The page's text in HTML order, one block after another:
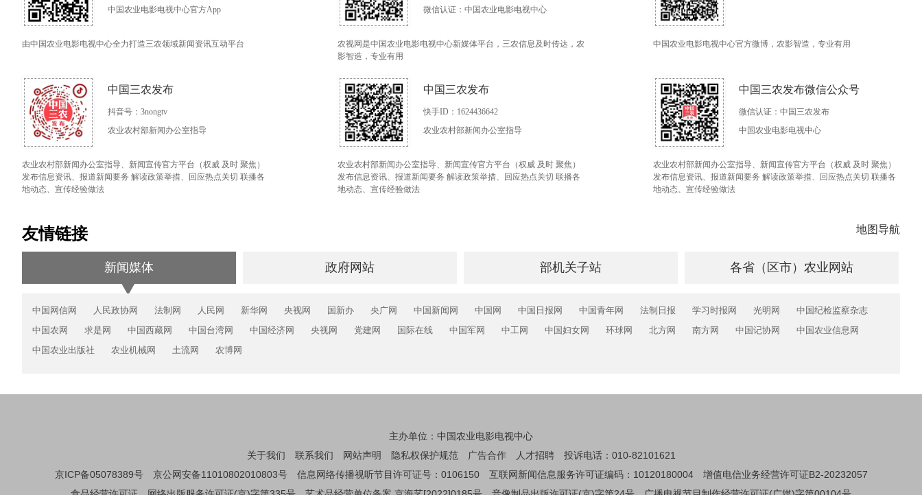
中国农业电影电视中心官方App
由中国农业电影电视中心全力打造三农领域新闻资讯互动平台
微信认证：中国农业电影电视中心
农视网是中国农业电影电视中心新媒体平台，三农信息及时传达，农
影智造，专业有用
中国农业电影电视中心官方微博，农影智造，专业有用
中国三农发布
抖音号：3nongtv
农业农村部新闻办公室指导
农业农村部新闻办公室指导、新闻宣传官方平台（权威 及时 聚焦）
发布信息资讯、报道新闻要务 解读政策举措、回应热点关切 联播各
地动态、宣传经验做法
中国三农发布
快手ID：1624436642
农业农村部新闻办公室指导
农业农村部新闻办公室指导、新闻宣传官方平台（权威 及时 聚焦）
发布信息资讯、报道新闻要务 解读政策举措、回应热点关切 联播各
地动态、宣传经验做法
中国三农发布微信公众号
微信认证：中国三农发布
中国农业电影电视中心
农业农村部新闻办公室指导、新闻宣传官方平台（权威 及时 聚焦）
发布信息资讯、报道新闻要务 解读政策举措、回应热点关切 联播各
地动态、宣传经验做法
友情链接 地图导航
新闻媒体 政府网站 部机关子站 各省（区市）农业网站
中国网信网 人民政协网 法制网 人民网 新华网 央视网 国新办 央广网 中国新闻网 中国网 中国日报网 中国青年网 法制日报 学习时报网 光明网
中国纪检监察杂志
中国农网
求是网 中国西藏网 中国台湾网 中国经济网 央视网 党建网 国际在线 中国军网 中工网 中国妇女网 环球网 北方网 南方网 中国记协网
中国农业信息网
中国农业出版社
农业机械网 土流网 农博网
主办单位：中国农业电影电视中心
关于我们
联系我们 网站声明 隐私权保护规范 广告合作 人才招聘
投诉电话：010-82101621
京ICP备05078389号
京公网安备11010802010803号 信息网络传播视听节目许可证号：0106150 互联网新闻信息服务许可证编码：10120180004
增值电信业务经营许可证B2-20232057